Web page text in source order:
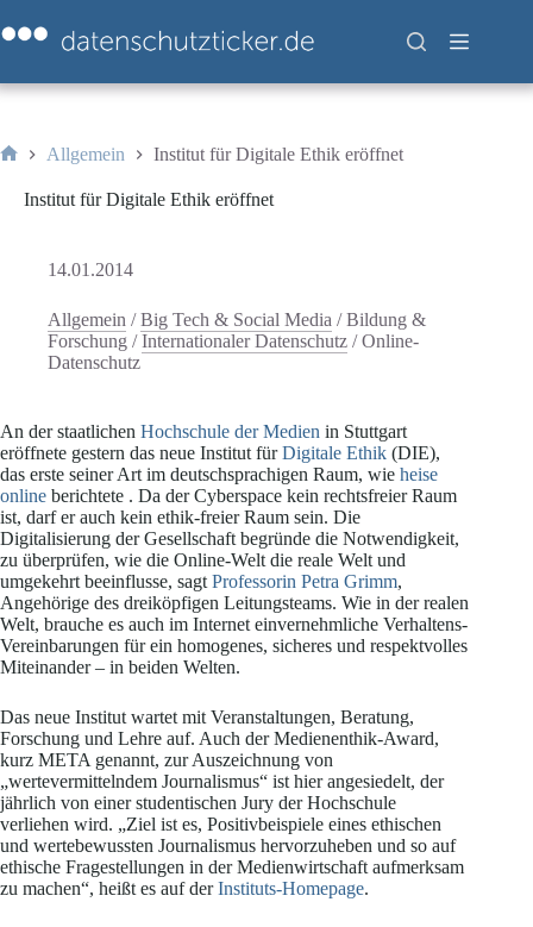
Inhalt
springen
Allgemein Institut für Digitale Ethik eröffnet
Institut für Digitale Ethik eröffnet
14.01.2014
Allgemein /Big Tech & Social Media /Bildung &
Forschung /Internationaler Datenschutz /Online-
Datenschutz
An der staatlichen Hochschule der Medien in Stuttgart
eröffnete gestern das neue Institut fürDigitale Ethik (DIE),
das erste seiner Art im deutschsprachigen Raum, wie heise
online berichtete . Da der Cyberspace kein rechtsfreier Raum
ist, darf er auch kein ethik-freier Raum sein. Die
Digitalisierung der Gesellschaft begründe die Notwendigkeit,
zu überprüfen, wie die Online-Welt die reale Welt und
umgekehrt beeinflusse, sagt Professorin Petra Grimm,
Angehörige des dreiköpfigen Leitungsteams. Wie in der realen
Welt, brauche es auch im Internet einvernehmliche Verhaltens-
Vereinbarungen für ein homogenes, sicheres und respektvolles
Miteinander – in beiden Welten.
Das neue Institut wartet mit Veranstaltungen, Beratung,
Forschung und Lehre auf. Auch der Medienenthik-Award,
kurz META genannt, zur Auszeichnung von
„wertevermittelndem Journalismus“ ist hier angesiedelt, der
jährlich von einer studentischen Jury der Hochschule
verliehen wird. „Ziel ist es, Positivbeispiele eines ethischen
und wertebewussten Journalismus hervorzuheben und so auf
ethische Fragestellungen in der Medienwirtschaft aufmerksam
zu machen“, heißt es auf derInstituts-Homepage.